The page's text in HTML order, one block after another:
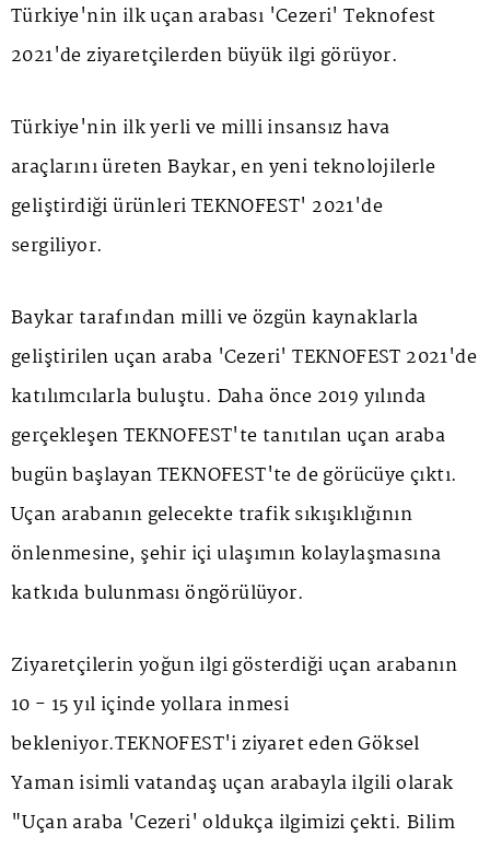
Türkiye'nin ilk uçan arabası 'Cezeri' Teknofest
2021'de ziyaretçilerden büyük ilgi görüyor.
Türkiye'nin ilk yerli ve milli insansız hava
araçlarını üreten Baykar, en yeni teknolojilerle
geliştirdiği ürünleri TEKNOFEST' 2021'de
sergiliyor.
Baykar tarafından milli ve özgün kaynaklarla
geliştirilen uçan araba 'Cezeri' TEKNOFEST 2021'de
katılımcılarla buluştu. Daha önce 2019 yılında
gerçekleşen TEKNOFEST'te tanıtılan uçan araba
bugün başlayan TEKNOFEST'te de görücüye çıktı.
Uçan arabanın gelecekte trafik sıkışıklığının
önlenmesine, şehir içi ulaşımın kolaylaşmasına
katkıda bulunması öngörülüyor.
Ziyaretçilerin yoğun ilgi gösterdiği uçan arabanın
10 - 15 yıl içinde yollara inmesi
bekleniyor.TEKNOFEST'i ziyaret eden Göksel
Yaman isimli vatandaş uçan arabayla ilgili olarak
"Uçan araba 'Cezeri' oldukça ilgimizi çekti. Bilim